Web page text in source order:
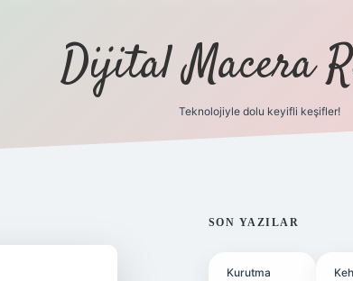
Dijital Macera
Teknolojiyle dolu keyifli keşifler!
SIDEBAR
SON YAZILAR
Kurutma